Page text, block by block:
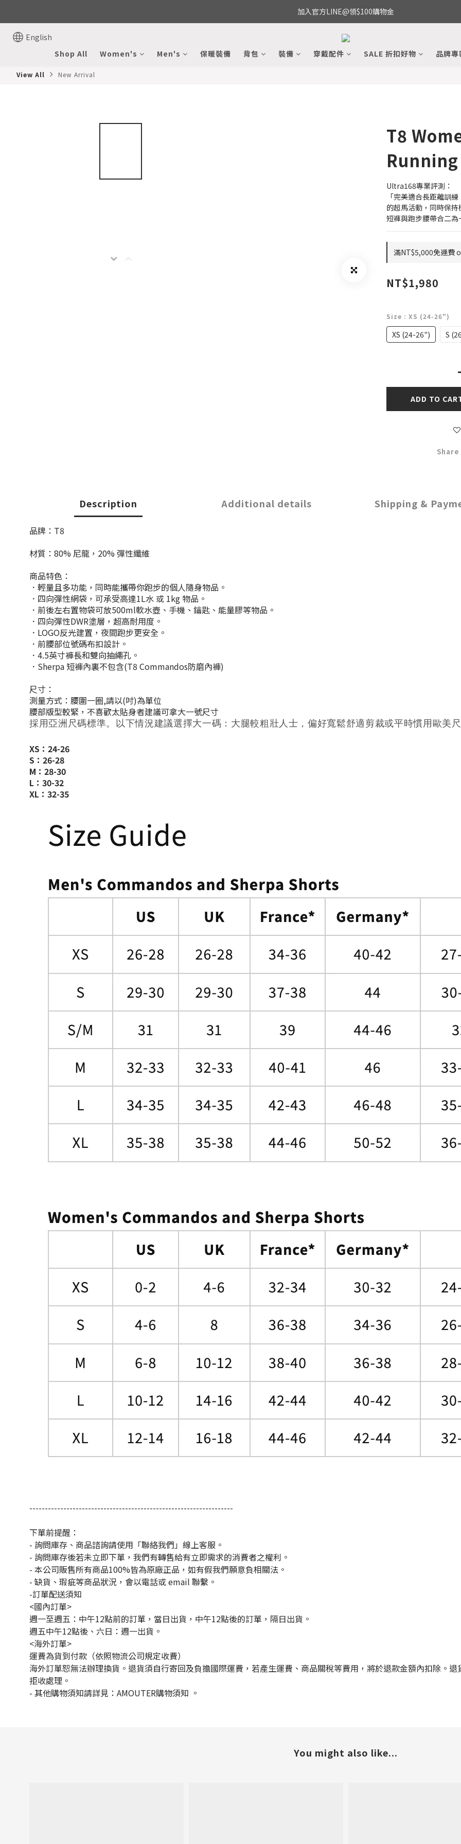
加入官方LINE@領$100購物金
English
Shop All
Women's Men's 保暖裝備 背包 裝備 穿戴配件 SALE 折扣好物 品牌專
View All New Arrival
T8
Ultra168專業評測：
「完美適合長距離訓
的超馬活動，同時保
短褲與跑步腰帶合二為
滿NT$5,000免運費
NT$1,980
Size : XS (24-26")
XS (24-26") S
ADD TO
Share
Description Additional details Shipping &
品牌：T8
材質：80% 尼龍，20% 彈性纖維
商品特色：
．輕量且多功能，同時能攜帶你跑步的個人隨身物品。
．四向彈性網袋，可承受高達1L水 或 1kg 物品。
．前後左右置物袋可放500ml軟水壺、手機、鑰匙、能量膠等物品。
．四向彈性DWR塗層，超高耐用度。
．LOGO反光建置，夜間跑步更安全。
．前腰部位號碼布扣設計。
．4.5英寸褲長和雙向抽繩孔。
．Sherpa 短褲內裏不包含(T8 Commandos防磨內褲)
尺寸：
測量方式：腰圍一圈,請以(吋)為單位
腰部版型較緊， 不喜歡太貼身者建議可拿大一號尺寸
採用亞洲尺碼標準。以下情況建議選擇大一碼：大腿較粗壯人士，偏好寬鬆舒適剪裁或平時慣用歐美
XS：24-26
S：26-28
M：28-30
L：30-32
XL：32-35
------------------------------------------------------------------
下單前提醒：
- 詢問庫存、商品諮詢請使用「聯絡我們」線上客服。
- 詢問庫存後若未立即下單，我們有轉售給有立即需求的消費者之權利。
- 本公司販售所有商品100%皆為原廠正品，如有假我們願意負相關法。
- 缺貨、瑕疵等商品狀況，會以電話或 email 聯繫。
-訂單配送須知
<國內訂單>
週一至週五：中午12點前的訂單，當日出貨，中午12點後的訂單，隔日出貨。
週五中午12點後、六日：週一出貨。
<海外訂單>
運費為貨到付款（依照物流公司規定收費）
海外訂單恕無法辦理換貨。退貨須自行寄回及負擔國際運費，若產生運費、商品關稅等費用，將於退款金額內扣除。
拒收處理。
- 其他購物須知請詳見：AMOUTER購物須知 。
You might also like...